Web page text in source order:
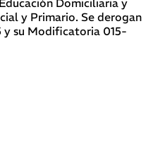
Domiciliaria y
y Primario. Se derogan
y su Modificatoria 015-